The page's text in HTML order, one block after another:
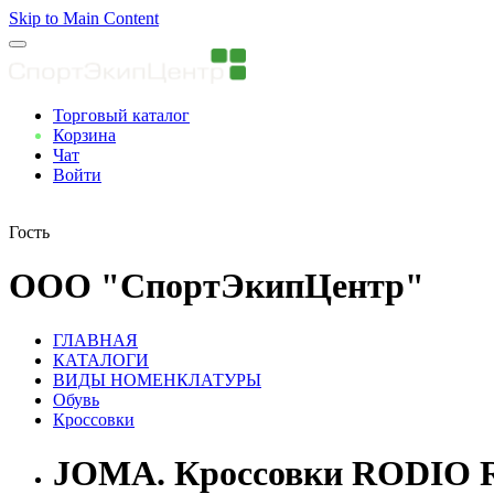
Skip to Main Content
Торговый каталог
Корзина
Чат
Войти
Гость
ООО "СпортЭкипЦентр"
ГЛАВНАЯ
КАТАЛОГИ
ВИДЫ НОМЕНКЛАТУРЫ
Обувь
Кроссовки
JOMA. Кроссовки RODIO